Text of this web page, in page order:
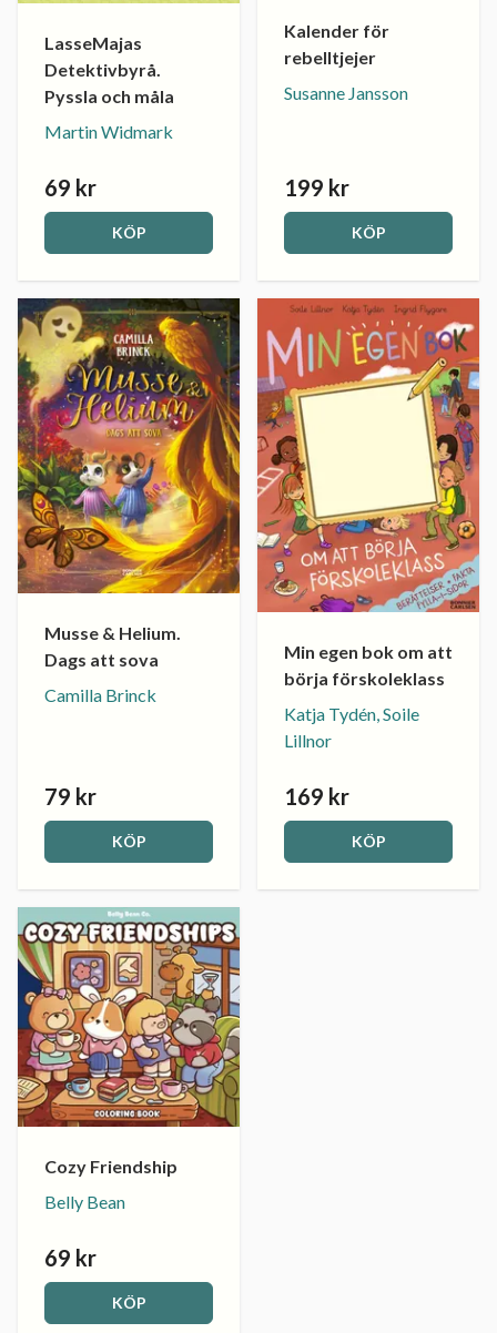
LasseMajas
Detektivbyrå.
Pyssla och måla
Martin Widmark
69 kr
KÖP
Kalender för
rebelltjejer
Susanne Jansson
199 kr
KÖP
Musse & Helium.
Dags att sova
Camilla Brinck
79 kr
KÖP
Min egen bok om att
börja förskoleklass
Katja Tydén, Soile
Lillnor
169 kr
KÖP
Cozy Friendship
Belly Bean
69 kr
KÖP